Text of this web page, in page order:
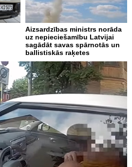
Aizsardzības ministrs norāda
uz nepieciešamību Latvijai
sagādāt savas spārnotās un
ballistiskās raķetes